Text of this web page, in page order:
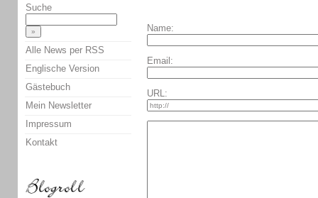
Name:
Email:
URL:
Suche
Alle News per RSS
Englische Version
Gästebuch
Mein Newsletter
Impressum
Kontakt